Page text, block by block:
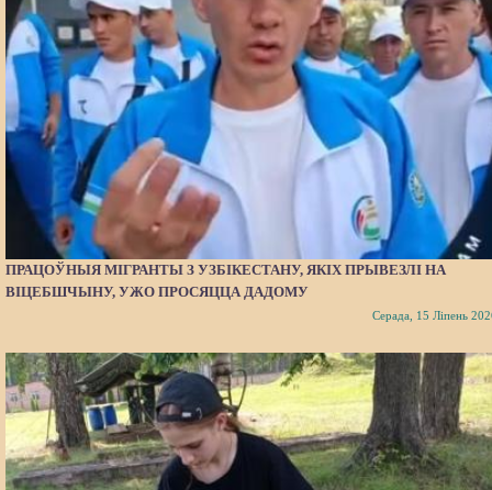
ПРАЦОЎНЫЯ МІГРАНТЫ З УЗБІКЕСТАНУ, ЯКІХ ПРЫВЕЗЛІ НА
ВІЦЕБШЧЫНУ, УЖО ПРОСЯЦЦА ДАДОМУ
Серада, 15 Ліпень